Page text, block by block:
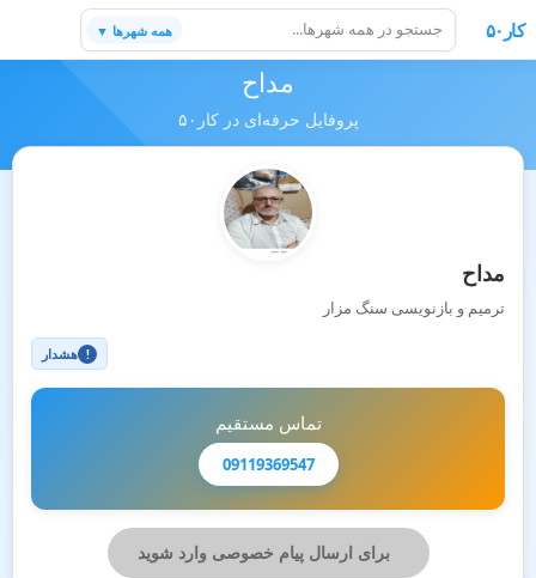
کار۵۰ همه شهرها ▼
مداح
پروفایل حرفه‌ای در کار۵۰
مداح
ترمیم و بازنویسی سنگ مزار
! هشدار
تماس مستقیم
09119369547
برای ارسال پیام خصوصی وارد شوید